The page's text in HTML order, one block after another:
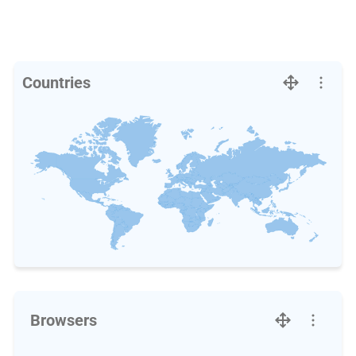
Countries
Browsers